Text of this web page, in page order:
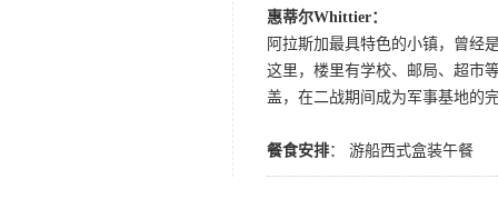
惠蒂尔Whittier：
阿拉斯加最具特色的小镇，曾经
这里，楼里有学校、邮局、超市
盖，在二战期间成为军事基地的
餐食安排： 游船西式盒装午餐